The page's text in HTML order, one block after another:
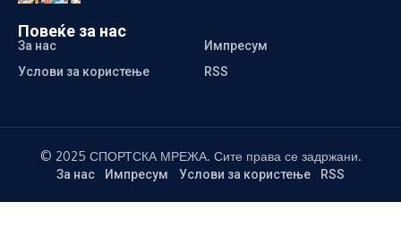
Повеќе за нас
За нас
Импресум
Услови за користење
RSS
© 2025 СПОРТСКА МРЕЖА. Сите права се задржани.
За нас Импресум Услови за користење RSS